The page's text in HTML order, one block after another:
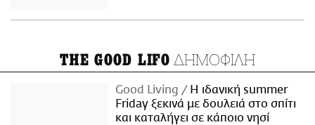
THE GOOD LIFO ΔΗΜΟΦΙΛΗ
Good Living
Η ιδανική summer
Friday ξεκινά με δουλειά στο σπίτι
και καταλήγει σε κάποιο νησί